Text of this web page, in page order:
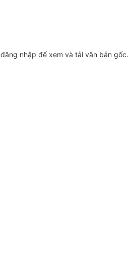
đăng nhập để xem và tải văn bản gốc.